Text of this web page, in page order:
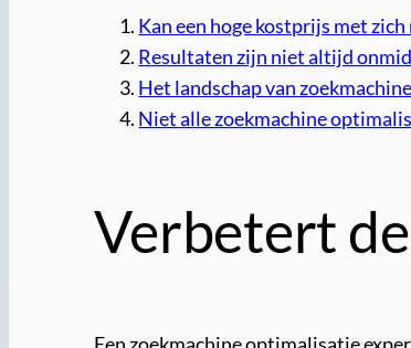
Kan een hoge kostprijs met
Resultaten zijn niet altijd
Het landschap van
Niet alle zoekmachine
Verbetert